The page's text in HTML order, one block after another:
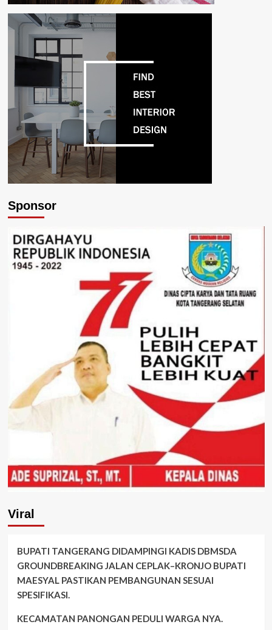
Sponsor
Viral
BUPATI TANGERANG DIDAMPINGI KADIS DBMSDA
GROUNDBREAKING JALAN CEPLAK–KRONJO BUPATI
MAESYAL PASTIKAN PEMBANGUNAN SESUAI
SPESIFIKASI.
KECAMATAN PANONGAN PEDULI WARGA NYA.